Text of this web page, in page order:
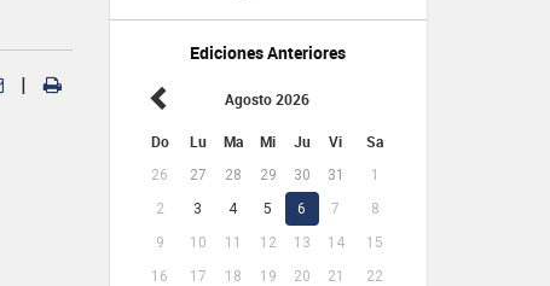
Ediciones Anteriores
Agosto 2026
Do Lu Ma Mi Ju Vi Sa
26 27 28 29 30 31
1
2
3 4 5 6 7
8
9
10 11 12 13 14
15
16
17 18 19 20 21
22
|